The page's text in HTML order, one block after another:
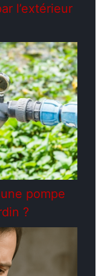
l’extérieur
pompe
?